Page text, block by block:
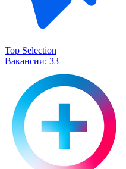
Top Selection
Вакансии: 33